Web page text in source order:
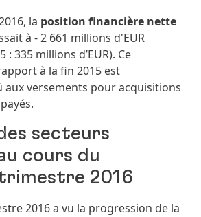
la position financière nette
à - 2 661 millions d'EUR
: 335 millions d’EUR). Ce
à la fin 2015 est
aux versements pour acquisitions
secteurs
cours du
2016
2016 a vu la progression de la